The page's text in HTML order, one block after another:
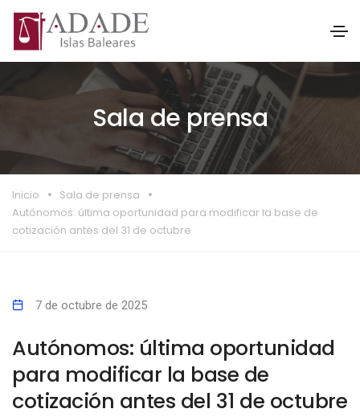
Sala de prensa
Inicio
Sala de prensa
Autónomos: última oportunidad para modificar la base de
cotización antes del 31 de octubre
7 de octubre de 2025
Autónomos: última oportunidad
para modificar la base de
cotización antes del 31 de octubre